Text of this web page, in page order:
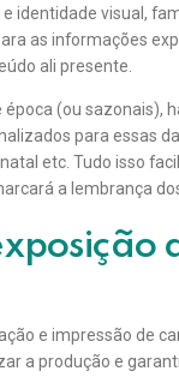
identidade visual,
as informações
ali presente.
época (ou sazonais),
para essas
etc. Tudo isso
a lembrança
e impressão de
a produção e